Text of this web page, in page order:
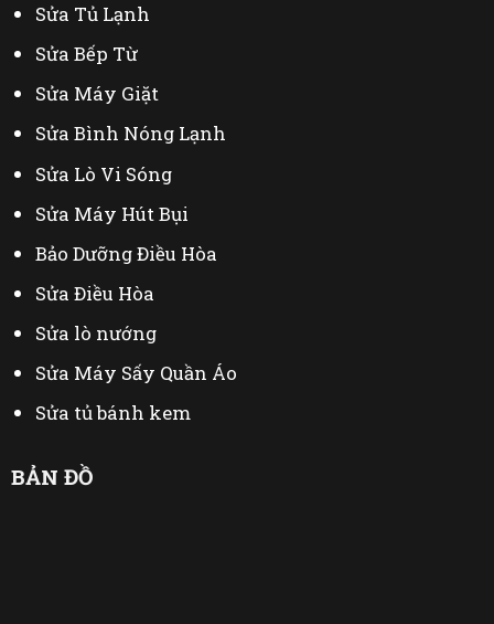
402 Mỹ Đình - Từ Liêm - Hà Nội
Sửa Tủ Lạnh
Sửa Bếp Từ
Sửa Máy Giặt
Sửa Bình Nóng Lạnh
Sửa Lò Vi Sóng
Sửa Máy Hút Bụi
Bảo Dưỡng Điều Hòa
Sửa Điều Hòa
Sửa lò nướng
Sửa Máy Sấy Quần Áo
Sửa tủ bánh kem
BẢN ĐỒ